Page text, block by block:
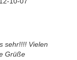
sehr!!!! Vielen
Grüße